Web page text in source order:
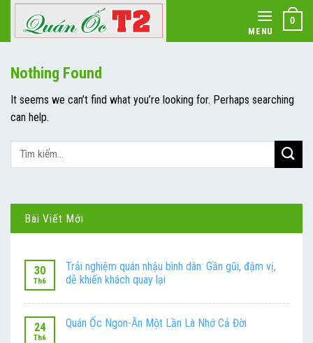
Skip
content
MENU
0
Nothing Found
It seems we can’t find what you’re looking for. Perhaps searching
can help.
Bài Viết Mới
30
Th6
Trải nghiệm quán nhậu bình dân: Gần gũi, đậm vị,
dễ khiến khách quay lại
24
Th6
Quán Ốc Ngon-Ăn Một Lần Là Nhớ Cả Đời